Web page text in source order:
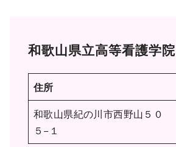
和歌山県立高等看護学院
住所
和歌山県紀の川市西野山５０
５−１